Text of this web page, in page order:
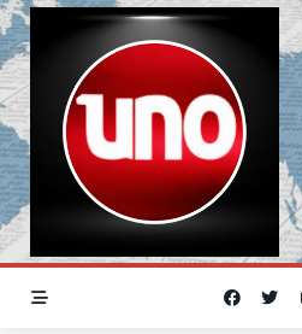
Saltar
al
contenido